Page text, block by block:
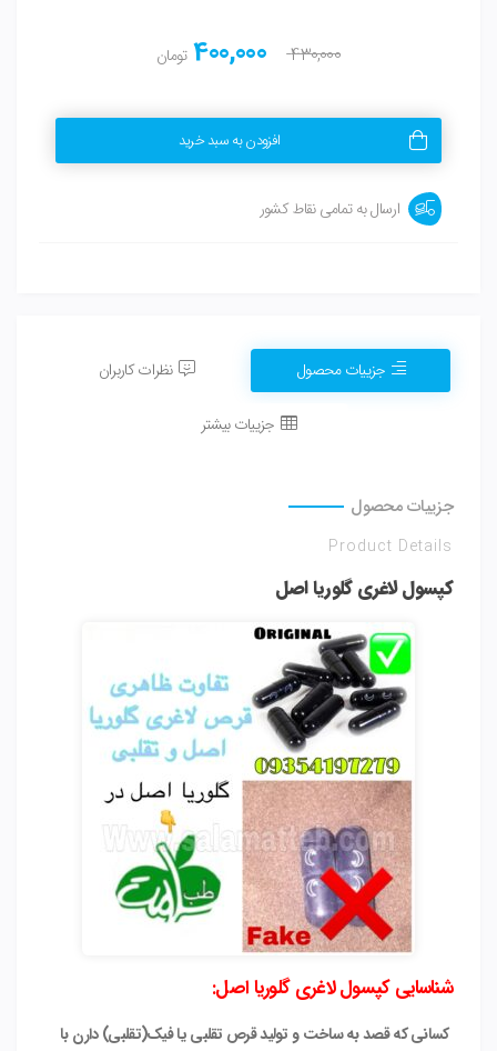
430,000
400,000 تومان
افزودن به سبد خرید
ارسال به تمامی نقاط کشور
جزییات محصول نظرات کاربران
جزییات بیشتر
جزییات محصول
Product Details
کپسول لاغری گلوریا اصل
شناسایی کپسول لاغری گلوریا اصل:
کسانی که قصد به ساخت و تولید قرص تقلبی یا فیک(تقلبی) دارن با